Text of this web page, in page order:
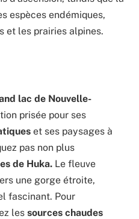
espèces endémiques,
et les prairies alpines.
lac de Nouvelle-
prisée pour ses
et ses paysages à
pas non plus
de Huka. Le fleuve
une gorge étroite,
fascinant. Pour
les sources chaudes